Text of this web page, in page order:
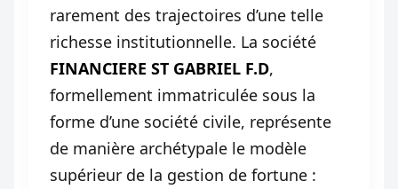
rarement des trajectoires d’une telle
richesse institutionnelle. La société
FINANCIERE ST GABRIEL F.D,
formellement immatriculée sous la
forme d’une société civile, représente
de manière archétypale le modèle
supérieur de la gestion de fortune :